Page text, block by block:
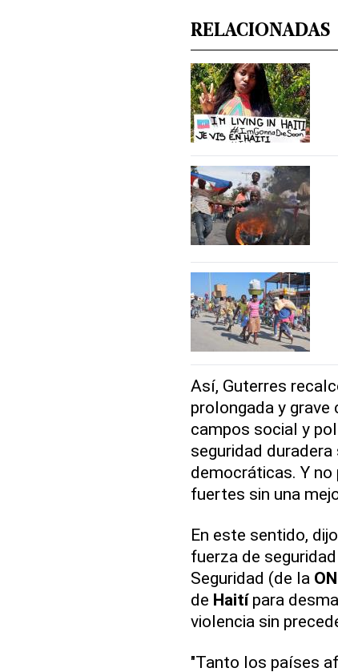
RELACIONADAS
Así, Guterres
prolongada y grave
campos social y
seguridad
democráticas. Y
fuertes sin una
En este sentido,
fuerza de
Seguridad (de la
de Haitípara
violencia sin
"Tanto los países